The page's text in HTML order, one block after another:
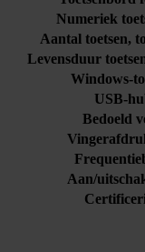
Numeriek
Aantal toetsen,
Levensduur
Windows-
USB-
Bedoeld
Aan/